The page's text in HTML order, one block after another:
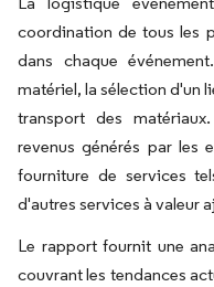
coordination de tous les
dans chaque
matériel, la sélection d'un
transport des
revenus générés par les
fourniture de services
d'autres services à valeur
Le rapport fournit une
couvrant les tendances